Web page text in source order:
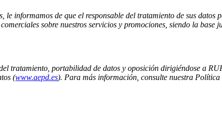
informamos de que el responsable del tratamiento de sus datos
sobre nuestros servicios y promociones, siendo la
tratamiento, portabilidad de datos y oposición dirigiéndose a
(www.aepd.es). Para más información, consulte nuestra